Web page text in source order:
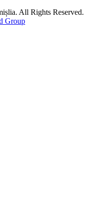
All Rights Reserved.
Group